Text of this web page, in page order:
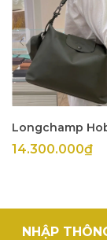
14.300.000₫
NHẬP